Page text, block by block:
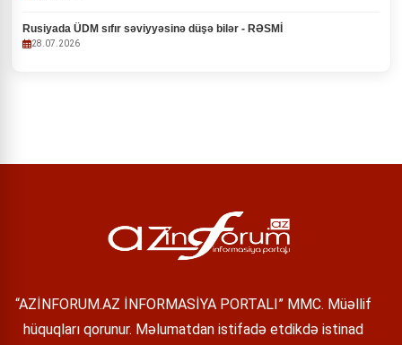
Rusiyada ÜDM sıfır səviyyəsinə düşə bilər - RƏSMİ
28.07.2026
“AZİNFORUM.AZ İNFORMASİYA PORTALI” MMC. Müəllif
hüquqları qorunur. Məlumatdan istifadə etdikdə istinad